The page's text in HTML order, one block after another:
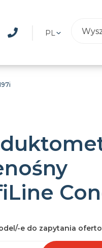
PL
e do zapytania